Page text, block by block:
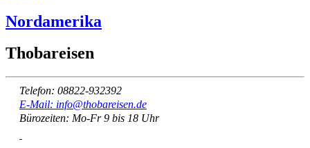
Nordamerika
Thobareisen
Telefon: 08822-932392
E-Mail: info@thobareisen.de
Bürozeiten: Mo-Fr 9 bis 18 Uhr